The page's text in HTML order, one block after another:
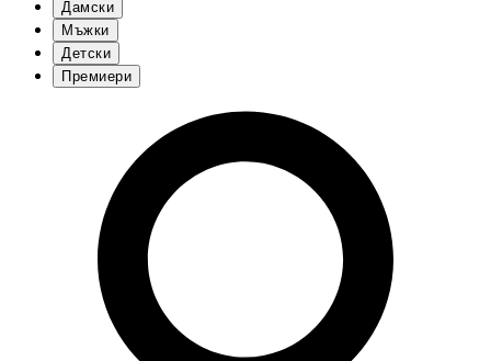
Дамски
Мъжки
Детски
Премиери